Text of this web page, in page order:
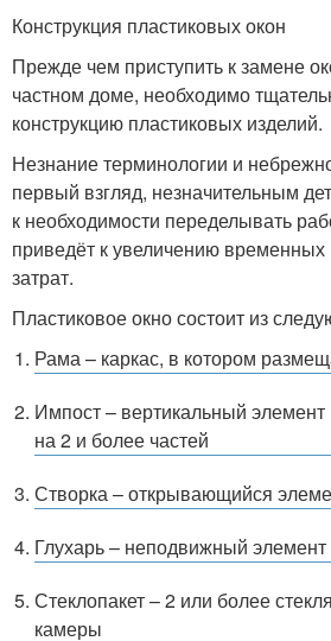
Конструкция пластиковых окон
Прежде чем приступить к замене
частном доме, необходимо
конструкцию пластиковых изделий.
Незнание терминологии и
первый взгляд, незначительным
к необходимости переделывать
приведёт к увеличению
затрат.
Пластиковое окно состоит из
Рама – каркас, в котором
Импост – вертикальный
на 2 и более частей
Створка – открывающийся
Глухарь – неподвижный элемент
Стеклопакет – 2 или более
камеры